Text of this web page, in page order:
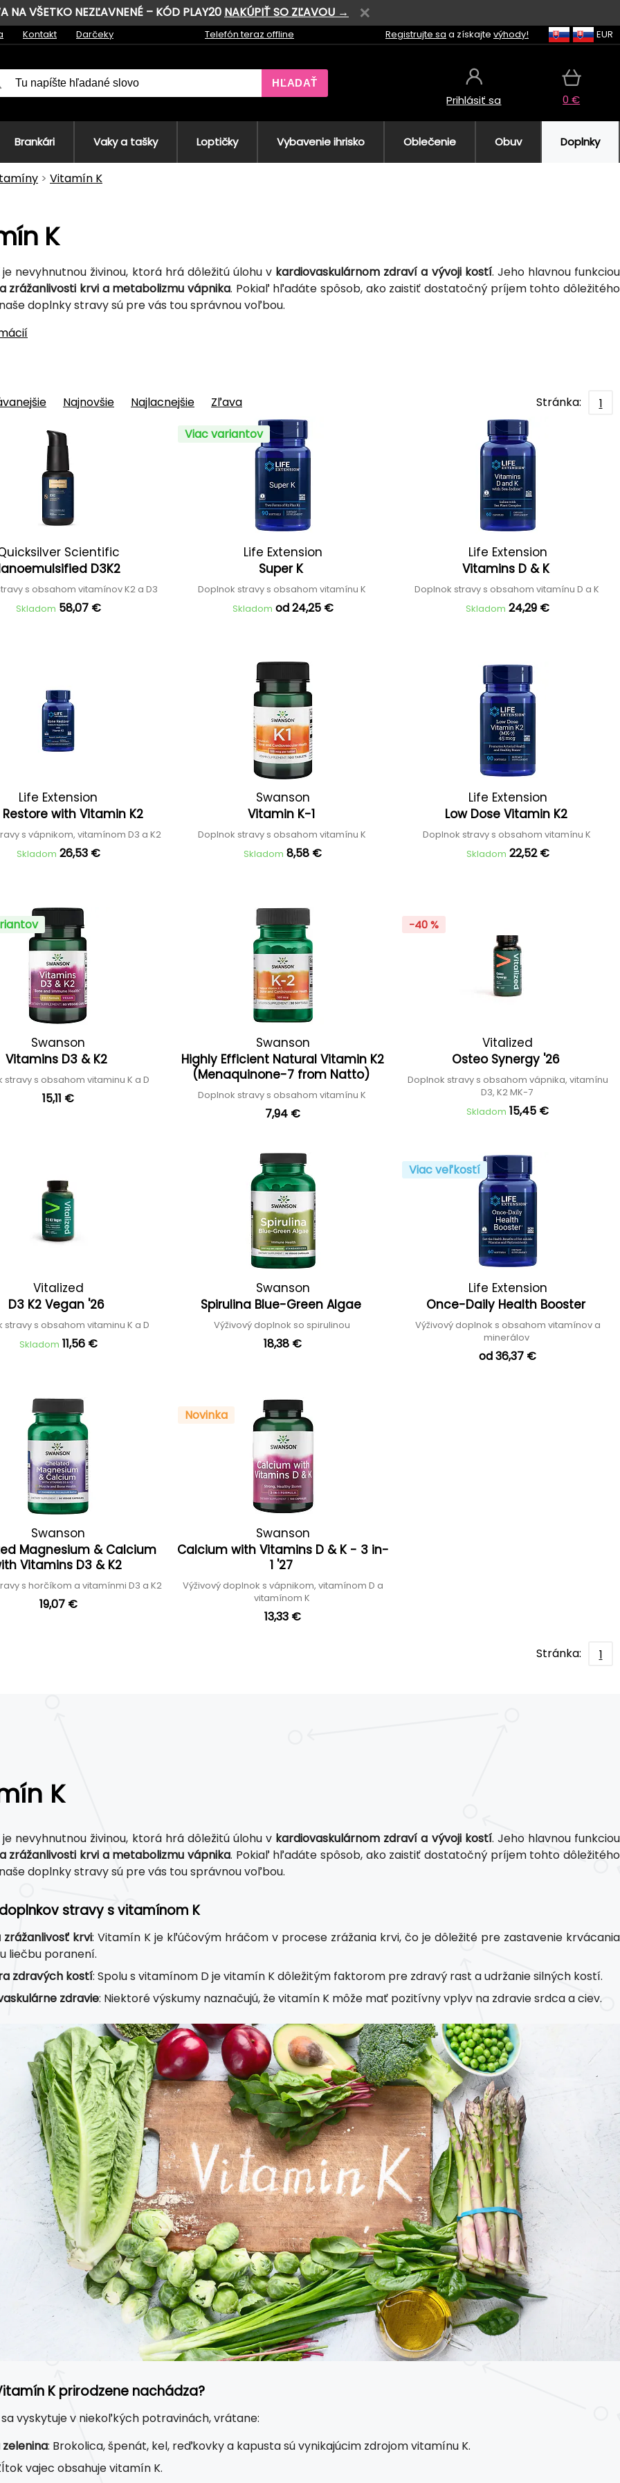
NA VŠETKO NEZĽAVNENÉ – KÓD PLAY20 NAKÚPIŤ SO ZĽAVOU →
Kontakt Darčeky Telefón teraz offline Registrujte sa a získajte výhody! EUR
HĽADAŤ
Prihlásiť sa 0 €
Brankári Vaky a tašky Loptičky Vybavenie ihrisko Oblečenie Obuv Doplnky
Vitamín K
K
je nevyhnutnou živinou, ktorá hrá dôležitú úlohu v kardiovaskulárnom zdraví a vývoji kostí. Jeho hlavnou funkciou
zrážanlivosti krvi a metabolizmu vápnika. Pokiaľ hľadáte spôsob, ako zaistiť dostatočný príjem tohto dôležitého
doplnky stravy sú pre vás tou správnou voľbou.
Najnovšie Najlacnejšie Zľava Stránka: 1
Scientific
D3K2
s obsahom vitamínov K2 a D3
Skladom 58,07 €
Viac variantov
Life Extension
Super K
Doplnok stravy s obsahom vitamínu K
Skladom od 24,25 €
Life Extension
Vitamins D & K
Doplnok stravy s obsahom vitamínu D a K
Skladom 24,29 €
Life Extension
Restore with Vitamin K2
s vápnikom, vitamínom D3 a K2
Skladom 26,53 €
Swanson
Vitamin K-1
Doplnok stravy s obsahom vitamínu K
Skladom 8,58 €
Life Extension
Low Dose Vitamin K2
Doplnok stravy s obsahom vitamínu K
Skladom 22,52 €
Swanson
Vitamins D3 & K2
stravy s obsahom vitaminu K a D
15,11 €
Swanson
Highly Efficient Natural Vitamin K2
(Menaquinone-7 from Natto)
Doplnok stravy s obsahom vitamínu K
7,94 €
-40 %
Vitalized
Osteo Synergy '26
Doplnok stravy s obsahom vápnika, vitamínu
D3, K2 MK-7
Skladom 15,45 €
Vitalized
D3 K2 Vegan '26
stravy s obsahom vitaminu K a D
Skladom 11,56 €
Swanson
Spirulina Blue-Green Algae
Výživový doplnok so spirulinou
18,38 €
Viac veľkostí
Life Extension
Once-Daily Health Booster
Výživový doplnok s obsahom vitamínov a
minerálov
od 36,37 €
Swanson
Magnesium & Calcium
Vitamins D3 & K2
s horčíkom a vitamínmi D3 a K2
19,07 €
Novinka
Swanson
Calcium with Vitamins D & K - 3 in-
1 '27
Výživový doplnok s vápnikom, vitamínom D a
vitamínom K
13,33 €
Stránka: 1
K
je nevyhnutnou živinou, ktorá hrá dôležitú úlohu v kardiovaskulárnom zdraví a vývoji kostí. Jeho hlavnou funkciou
zrážanlivosti krvi a metabolizmu vápnika. Pokiaľ hľadáte spôsob, ako zaistiť dostatočný príjem tohto dôležitého
doplnky stravy sú pre vás tou správnou voľbou.
stravy s vitamínom K
zrážanlivosť krvi: Vitamín K je kľúčovým hráčom v procese zrážania krvi, čo je dôležité pre zastavenie krvácania
liečbu poranení.
zdravých kostí: Spolu s vitamínom D je vitamín K dôležitým faktorom pre zdravý rast a udržanie silných kostí.
zdravie: Niektoré výskumy naznačujú, že vitamín K môže mať pozitívny vplyv na zdravie srdca a ciev.
K prirodzene nachádza?
vyskytuje v niekoľkých potravinách, vrátane:
zelenina: Brokolica, špenát, kel, reďkovky a kapusta sú vynikajúcim zdrojom vitamínu K.
vajec obsahuje vitamín K.